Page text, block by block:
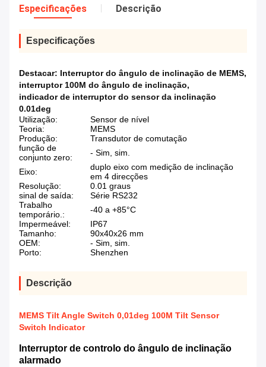
Especificações Descrição
Especificações
Destacar: Interruptor do ângulo de inclinação de MEMS,
interruptor 100M do ângulo de inclinação,
indicador de interruptor do sensor da inclinação
0.01deg
Utilização:
Sensor de nível
Teoria:
MEMS
Produção:
Transdutor de comutação
função de
conjunto zero:
- Sim, sim.
Eixo:
duplo eixo com medição de inclinação
em 4 direcções
Resolução:
0.01 graus
sinal de saída:
Série RS232
Trabalho
temporário.:
-40 a +85°C
Impermeável:
IP67
Tamanho:
90x40x26 mm
OEM:
- Sim, sim.
Porto:
Shenzhen
Descrição
MEMS Tilt Angle Switch 0,01deg 100M Tilt Sensor
Switch Indicator
Interruptor de controlo do ângulo de inclinação
alarmado